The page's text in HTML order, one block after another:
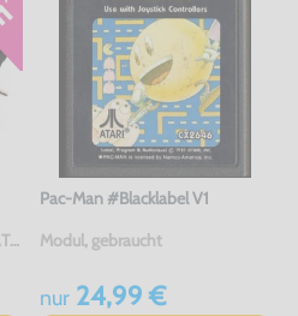
für MD1 / MS / SNES / NES / ATARI 2600 7800 / Jaguar / C64 / Sinclair, gebraucht
Pac-Man #Blacklabel V1
Modul, gebraucht
nur24,99 €